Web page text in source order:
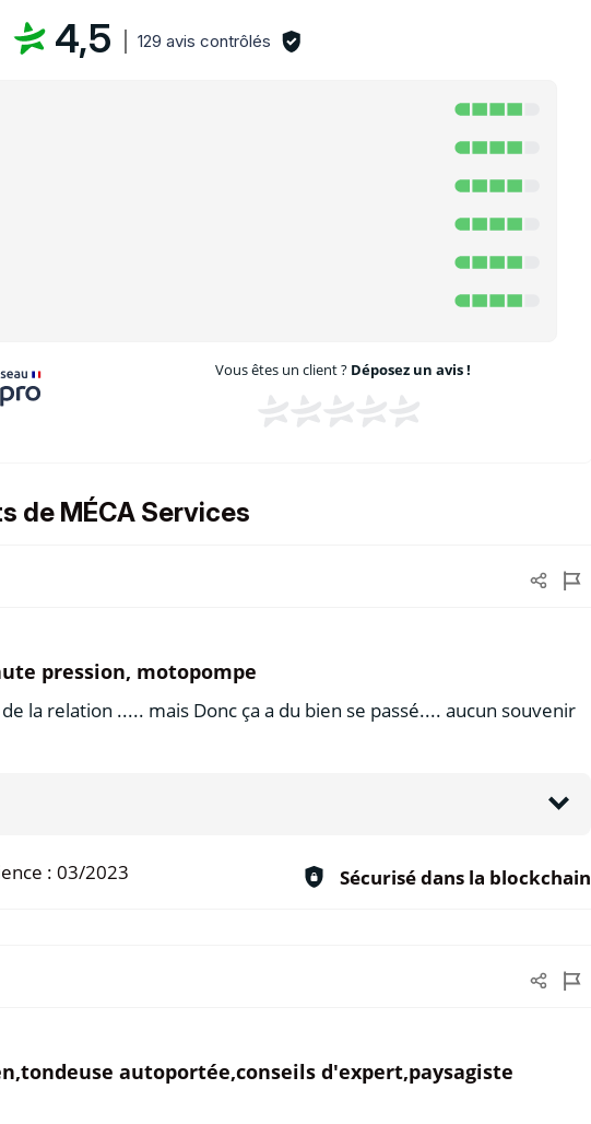
4,5 129 avis contrôlés
Vous êtes un client ? Déposez un avis !
de MÉCA Services
pression, motopompe
la relation ..... mais Donc ça a du bien se passé.... aucun souvenir
: 03/2023 Sécurisé dans la blockchain
autoportée,conseils d'expert,paysagiste